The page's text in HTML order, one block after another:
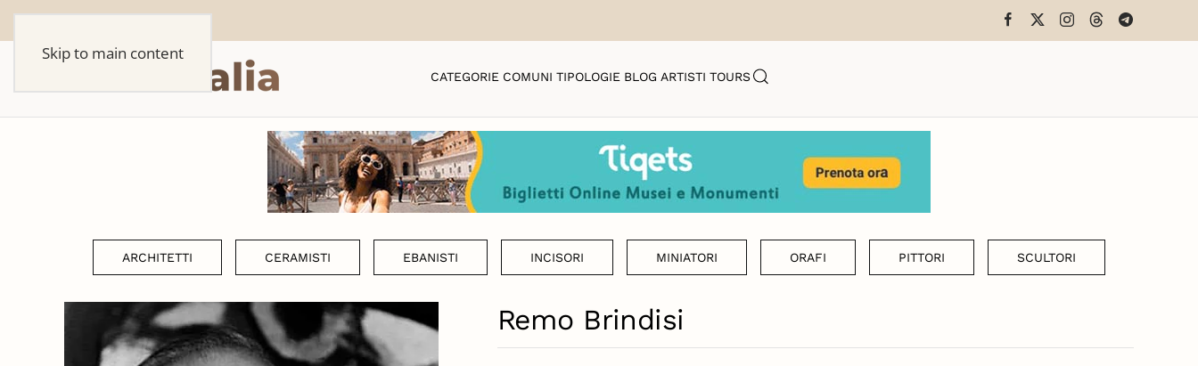
Skip to main content
CATEGORIE COMUNI TIPOLOGIE BLOG ARTISTI TOURS
ARCHITETTI CERAMISTI EBANISTI INCISORI MINIATORI ORAFI PITTORI SCULTORI
Remo Brindisi